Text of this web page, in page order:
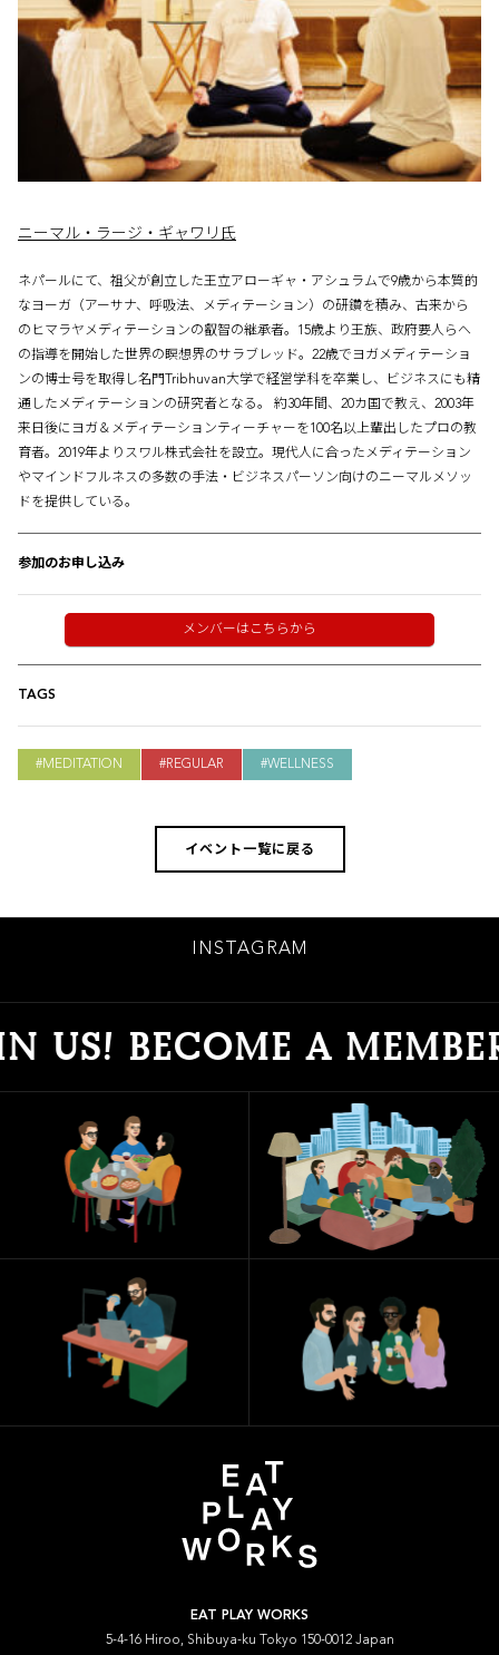
ニーマル・ラージ・ギャワリ氏
ネパールにて、祖父が創立した王立アローギャ・アシュラムで9歳から本質的
なヨーガ（アーサナ、呼吸法、メディテーション）の研鑽を積み、古来から
のヒマラヤメディテーションの叡智の継承者。15歳より王族、政府要人らへ
の指導を開始した世界の瞑想界のサラブレッド。22歳でヨガメディテーショ
ンの博士号を取得し名門Tribhuvan大学で経営学科を卒業し、ビジネスにも精
通したメディテーションの研究者となる。 約30年間、20カ国で教え、2003年
来日後にヨガ＆メディテーションティーチャーを100名以上輩出したプロの教
育者。2019年よりスワル株式会社を設立。現代人に合ったメディテーション
やマインドフルネスの多数の手法・ビジネスパーソン向けのニーマルメソッ
ドを提供している。
参加のお申し込み
メンバーはこちらから
TAGS
MEDITATION REGULAR WELLNESS
イベント一覧に戻る
INSTAGRAM
US! BECOME A
EAT PLAY WORKS
5-4-16 Hiroo, Shibuya-ku Tokyo 150-0012 Japan